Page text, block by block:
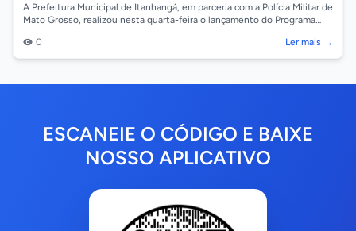
A Prefeitura Municipal de Itanhangá, em parceria com a Polícia Militar de
Mato Grosso, realizou nesta quarta-feira o lançamento do Programa
0
Ler mais →
ESCANEIE O CÓDIGO E BAIXE
NOSSO APLICATIVO